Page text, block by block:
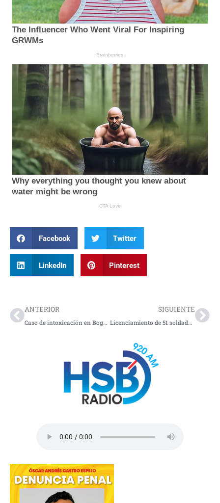
Facebook Twitter
LinkedIn Pinterest
ANTERIOR
Caso de intoxicación en Bogotá: dictamen de Medicina Legal revela homicidio
SIGUIENTE
Licenciamiento de 51 soldados de reserva